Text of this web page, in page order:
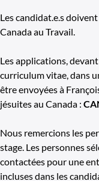
Les candidat.e.s
Canada au Travail.
Les applications,
curriculum vitae, dans
être envoyées à
jésuites au Canada :
Nous remercions les
stage. Les personnes
contactées pour une
incluses dans les